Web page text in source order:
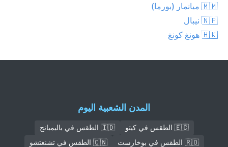
🇲🇲 ميانمار (بورما)
🇳🇵 نيبال
🇭🇰 هونغ كونغ
المدن الشعبية اليوم
🇪🇨 الطقس في كيتو
🇮🇩 الطقس في باليمبانج
🇷🇴 الطقس في بوخارست
🇨🇳 الطقس في تشنغتشو